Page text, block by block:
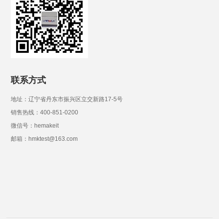
联系方式
地址：辽宁省丹东市振兴区立交新路17-5号
销售热线：400-851-0200
微信号：hemakeit
邮箱：hmktest@163.com